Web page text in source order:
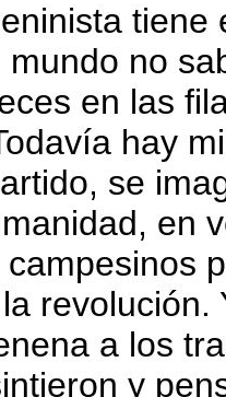
no
en las
hay
se
en
a los
y